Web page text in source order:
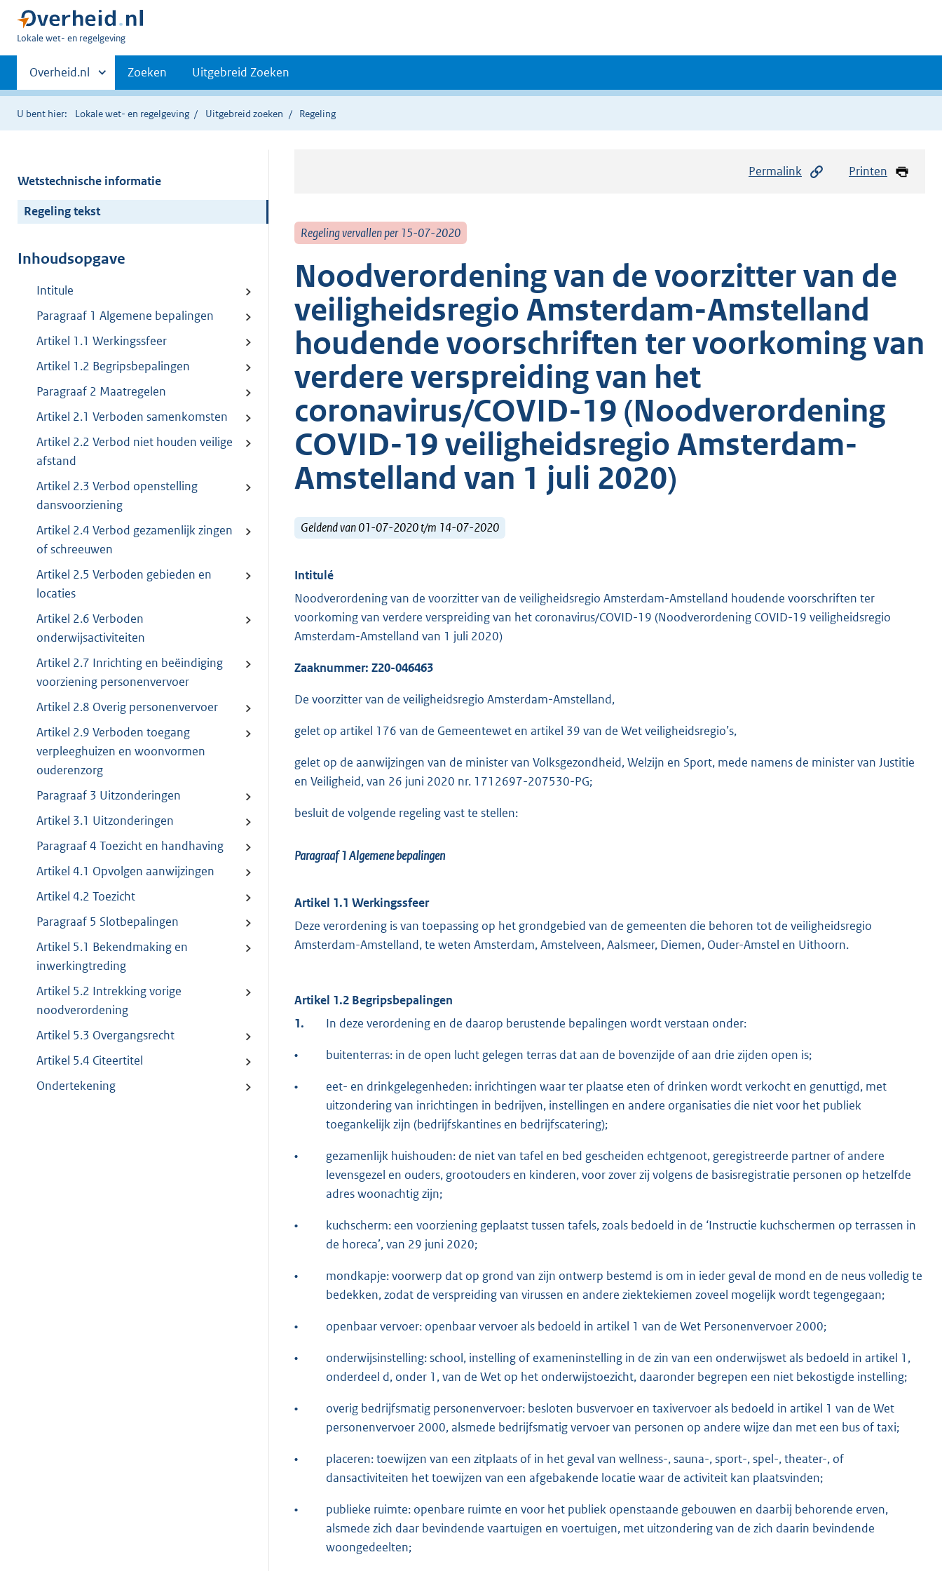
U
hier:
Lokale wet- en regelgeving
Primaire
navigatie
Andere
sites
binnen
Overheid.nl Zoeken Uitgebreid Zoeken
U bent hier: Lokale wet- en regelgeving Uitgebreid zoeken Regeling
Wetstechnische informatie
Regeling tekst
Inhoudsopgave
Intitule
Paragraaf 1 Algemene bepalingen
Artikel 1.1 Werkingssfeer
Artikel 1.2 Begripsbepalingen
Paragraaf 2 Maatregelen
Artikel 2.1 Verboden samenkomsten
Artikel 2.2 Verbod niet houden veilige
afstand
Artikel 2.3 Verbod openstelling
dansvoorziening
Artikel 2.4 Verbod gezamenlijk zingen
of schreeuwen
Artikel 2.5 Verboden gebieden en
locaties
Artikel 2.6 Verboden
onderwijsactiviteiten
Artikel 2.7 Inrichting en beëindiging
voorziening personenvervoer
Artikel 2.8 Overig personenvervoer
Artikel 2.9 Verboden toegang
verpleeghuizen en woonvormen
ouderenzorg
Paragraaf 3 Uitzonderingen
Artikel 3.1 Uitzonderingen
Paragraaf 4 Toezicht en handhaving
Artikel 4.1 Opvolgen aanwijzingen
Artikel 4.2 Toezicht
Paragraaf 5 Slotbepalingen
Artikel 5.1 Bekendmaking en
inwerkingtreding
Artikel 5.2 Intrekking vorige
noodverordening
Artikel 5.3 Overgangsrecht
Artikel 5.4 Citeertitel
Ondertekening
Permalink Printen
Regeling vervallen per 15-07-2020
Noodverordening van de voorzitter van de
veiligheidsregio Amsterdam-Amstelland
houdende voorschriften ter voorkoming van
verdere verspreiding van het
coronavirus/COVID-19 (Noodverordening
COVID-19 veiligheidsregio Amsterdam-
Amstelland van 1 juli 2020)
Geldend van 01-07-2020 t/m 14-07-2020
Intitulé
Noodverordening van de voorzitter van de veiligheidsregio Amsterdam-Amstelland houdende voorschriften ter
voorkoming van verdere verspreiding van het coronavirus/COVID-19 (Noodverordening COVID-19 veiligheidsregio
Amsterdam-Amstelland van 1 juli 2020)
Zaaknummer: Z20-046463
De voorzitter van de veiligheidsregio Amsterdam-Amstelland,
gelet op artikel 176 van de Gemeentewet en artikel 39 van de Wet veiligheidsregio’s,
gelet op de aanwijzingen van de minister van Volksgezondheid, Welzijn en Sport, mede namens de minister van Justitie
en Veiligheid, van 26 juni 2020 nr. 1712697-207530-PG;
besluit de volgende regeling vast te stellen:
Paragraaf 1Algemene bepalingen
Artikel 1.1 Werkingssfeer
Deze verordening is van toepassing op het grondgebied van de gemeenten die behoren tot de veiligheidsregio
Amsterdam-Amstelland, te weten Amsterdam, Amstelveen, Aalsmeer, Diemen, Ouder-Amstel en Uithoorn.
Artikel 1.2 Begripsbepalingen
1.
In deze verordening en de daarop berustende bepalingen wordt verstaan onder:
• buitenterras: in de open lucht gelegen terras dat aan de bovenzijde of aan drie zijden open is;
•
eet- en drinkgelegenheden: inrichtingen waar ter plaatse eten of drinken wordt verkocht en genuttigd, met
uitzondering van inrichtingen in bedrijven, instellingen en andere organisaties die niet voor het publiek
toegankelijk zijn (bedrijfskantines en bedrijfscatering);
•
gezamenlijk huishouden: de niet van tafel en bed gescheiden echtgenoot, geregistreerde partner of andere
levensgezel en ouders, grootouders en kinderen, voor zover zij volgens de basisregistratie personen op hetzelfde
adres woonachtig zijn;
•
kuchscherm: een voorziening geplaatst tussen tafels, zoals bedoeld in de ‘Instructie kuchschermen op terrassen in
de horeca’, van 29 juni 2020;
•
mondkapje: voorwerp dat op grond van zijn ontwerp bestemd is om in ieder geval de mond en de neus volledig te
bedekken, zodat de verspreiding van virussen en andere ziektekiemen zoveel mogelijk wordt tegengegaan;
• openbaar vervoer: openbaar vervoer als bedoeld in artikel 1 van de Wet Personenvervoer 2000;
•
onderwijsinstelling: school, instelling of exameninstelling in de zin van een onderwijswet als bedoeld in artikel 1,
onderdeel d, onder 1, van de Wet op het onderwijstoezicht, daaronder begrepen een niet bekostigde instelling;
•
overig bedrijfsmatig personenvervoer: besloten busvervoer en taxivervoer als bedoeld in artikel 1 van de Wet
personenvervoer 2000, alsmede bedrijfsmatig vervoer van personen op andere wijze dan met een bus of taxi;
•
placeren: toewijzen van een zitplaats of in het geval van wellness-, sauna-, sport-, spel-, theater-, of
dansactiviteiten het toewijzen van een afgebakende locatie waar de activiteit kan plaatsvinden;
•
publieke ruimte: openbare ruimte en voor het publiek openstaande gebouwen en daarbij behorende erven,
alsmede zich daar bevindende vaartuigen en voertuigen, met uitzondering van de zich daarin bevindende
woongedeelten;